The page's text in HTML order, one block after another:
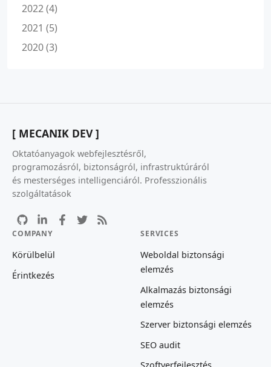
2022 (4)
2021 (5)
2020 (3)
[ MECANIK DEV ]
Oktatóanyagok webfejlesztésről,
programozásról, biztonságról, infrastruktúráról
és mesterséges intelligenciáról. Professzionális
szolgáltatások
COMPANY
Körülbelül
Érintkezés
SERVICES
Weboldal biztonsági
elemzés
Alkalmazás biztonsági
elemzés
Szerver biztonsági elemzés
SEO audit